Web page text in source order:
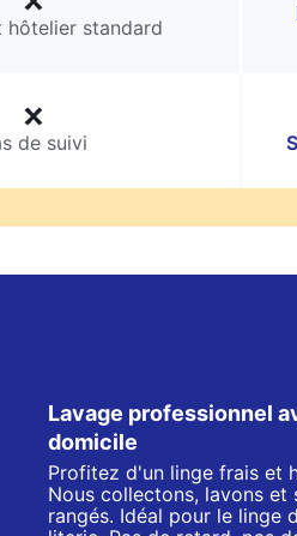
hôtelier standard
de suivi
Lavage professionnel
domicile
Profitez d'un linge frais et
Nous collectons, lavons et
rangés. Idéal pour le linge